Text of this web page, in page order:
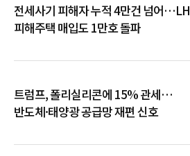
전세사기 피해자 누적 4만건 넘어…LH
피해주택 매입도 1만호 돌파
트럼프, 폴리실리콘에 15% 관세…
반도체·태양광 공급망 재편 신호